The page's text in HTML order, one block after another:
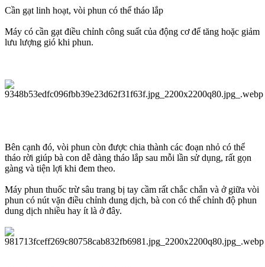
Cần gạt linh hoạt, vòi phun có thể tháo lắp
Máy có cần gạt điều chỉnh công suất của động cơ để tăng hoặc giảm
lưu lượng gió khi phun.
Bên cạnh đó, vòi phun còn được chia thành các đoạn nhỏ có thể
tháo rời giúp bà con dễ dàng tháo lắp sau mỗi lần sử dụng, rất gọn
gàng và tiện lợi khi đem theo.
Máy phun thuốc trừ sâu trang bị tay cầm rất chắc chắn và ở giữa vòi
phun có nút vặn điều chỉnh dung dịch, bà con có thể chỉnh độ phun
dung dịch nhiều hay ít là ở đây.